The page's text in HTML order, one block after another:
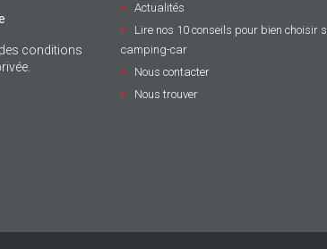
conditions
Actualités
Lire nos 10 conseils pour bien choisir
camping-car
Nous contacter
Nous trouver